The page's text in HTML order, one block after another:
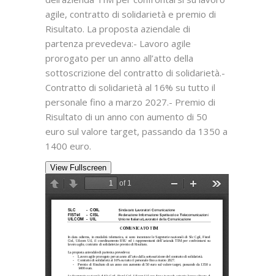
agile, contratto di solidarietà e premio di
Risultato. La proposta aziendale di
partenza prevedeva:- Lavoro agile
prorogato per un anno all’atto della
sottoscrizione del contratto di solidarietà.-
Contratto di solidarietà al 16% su tutto il
personale fino a marzo 2027.- Premio di
Risultato di un anno con aumento di 50
euro sul valore target, passando da 1350 a
1400 euro.
View Fullscreen